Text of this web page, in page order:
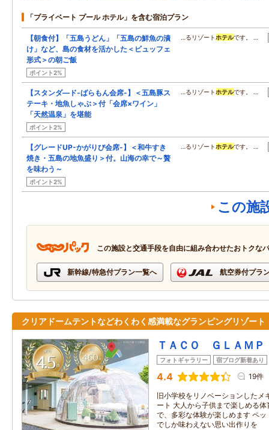
「プライベート プール ホテル」を含む宿泊プラン
【朝食付】「五島うどん」「五島の鮮魚の漬
け」など、島の食材を活かした＜ビュッフェ
形式＞の朝ご飯
ポイント2%
…るリゾート ホテルです。 …
【スタンダ―ド-ばらもん会席-】＜五島豚ス
テーキ・地魚しゃぶ＞付「会席×ワイン」
「天然温泉」を堪能
ポイント2%
…るリゾート ホテルです。 …
【グレードUP-かがりび会席-】＜和牛すき
焼き・五島の地魚盛り＞付。山海の幸で～贅
を味わう～
ポイント2%
…るリゾート ホテルです。 …
この施
この施設と交通手段を自由に組み合わせたおトクな
新幹線/特急付プラン一覧へ 航空券付プラ
クリアドームテントなどわくわく感満載なグランピングリゾート
ＴＡＣＯ ＧＬＡＭＰ
フォトギャラリー 宿ブログ新着あり
4.4 19件
旧小学校をリノベーションした
ート 大人から子供まで楽しめる体
で、多彩な体験が楽しめます ペ
でしか味わえない思い出作りを